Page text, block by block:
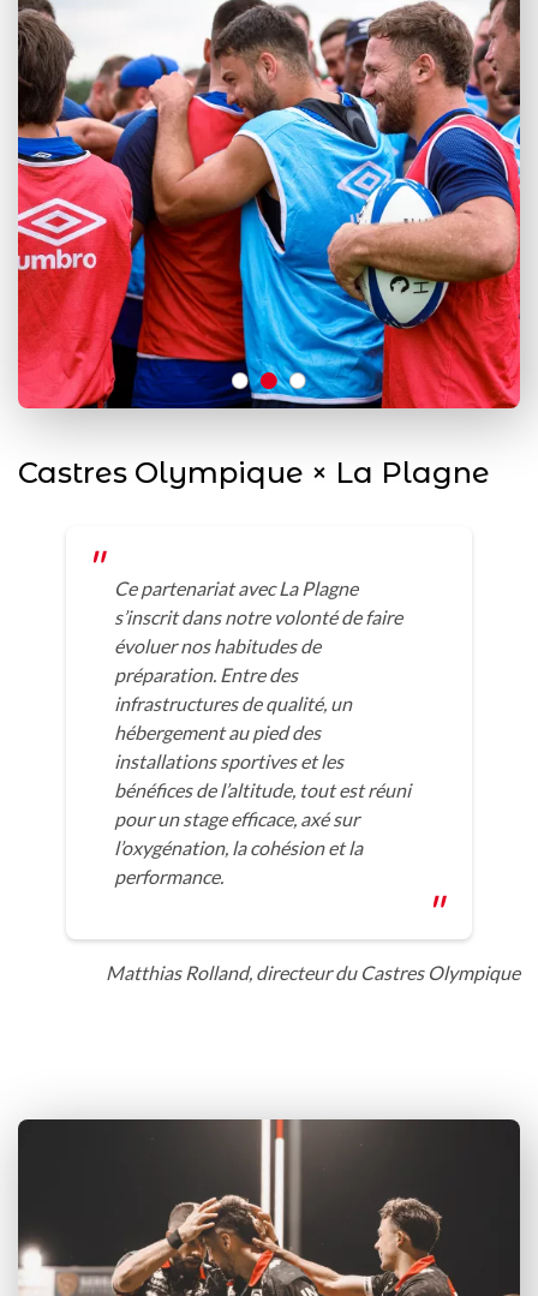
Castres Olympique × La Plagne
Ce partenariat avec La Plagne
s’inscrit dans notre volonté de faire
évoluer nos habitudes de
préparation. Entre des
infrastructures de qualité, un
hébergement au pied des
installations sportives et les
bénéfices de l’altitude, tout est réuni
pour un stage efficace, axé sur
l’oxygénation, la cohésion et la
performance.
Matthias Rolland, directeur du Castres Olympique